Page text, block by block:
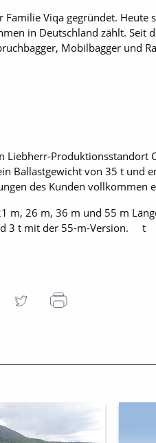
Viqa gegründet. Heute
in Deutschland zählt. Seit
Mobilbagger und
Liebherr-
Ballastgewicht von 35 t und
des Kunden vollkommen
m, 26 m, 36 m und 55 m
3 t mit der 55-m-Version. t